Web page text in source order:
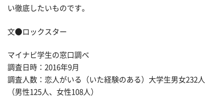
い徹底したいものです。
文●ロックスター
マイナビ学生の窓口調べ
調査日時：2016年9月
調査人数：恋人がいる（いた経験のある）大学生男女232人
（男性125人、女性108人）